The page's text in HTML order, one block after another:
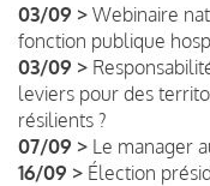
03/09 > Webinaire
fonction publique
03/09 >
leviers pour des
résilients ?
07/09 > Le manager
16/09 > Élection